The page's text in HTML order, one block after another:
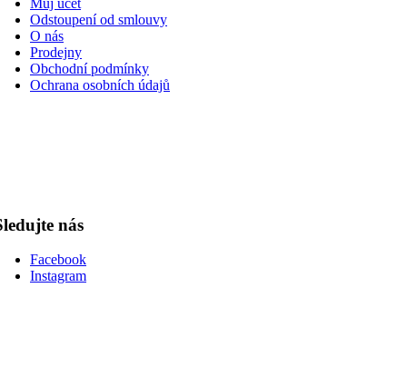
Můj účet
Odstoupení od smlouvy
O nás
Prodejny
Obchodní podmínky
Ochrana osobních údajů
nás
Facebook
Instagram